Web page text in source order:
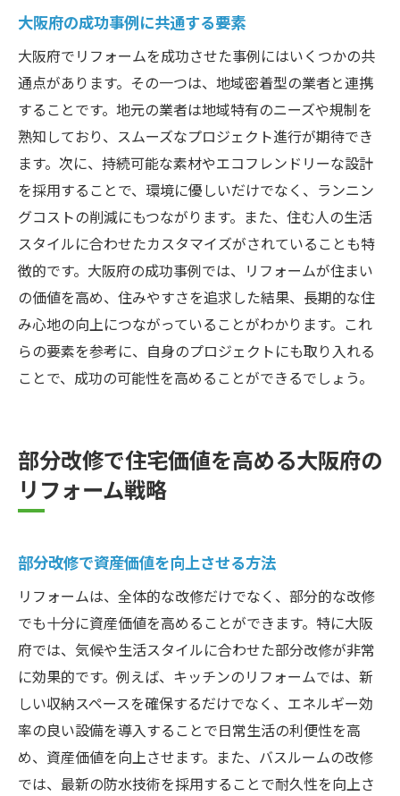
大阪府の成功事例に共通する要素
大阪府でリフォームを成功させた事例にはいくつかの共
通点があります。その一つは、地域密着型の業者と連携
することです。地元の業者は地域特有のニーズや規制を
熟知しており、スムーズなプロジェクト進行が期待でき
ます。次に、持続可能な素材やエコフレンドリーな設計
を採用することで、環境に優しいだけでなく、ランニン
グコストの削減にもつながります。また、住む人の生活
スタイルに合わせたカスタマイズがされていることも特
徴的です。大阪府の成功事例では、リフォームが住まい
の価値を高め、住みやすさを追求した結果、長期的な住
み心地の向上につながっていることがわかります。これ
らの要素を参考に、自身のプロジェクトにも取り入れる
ことで、成功の可能性を高めることができるでしょう。
部分改修で住宅価値を高める大阪府の
リフォーム戦略
部分改修で資産価値を向上させる方法
リフォームは、全体的な改修だけでなく、部分的な改修
でも十分に資産価値を高めることができます。特に大阪
府では、気候や生活スタイルに合わせた部分改修が非常
に効果的です。例えば、キッチンのリフォームでは、新
しい収納スペースを確保するだけでなく、エネルギー効
率の良い設備を導入することで日常生活の利便性を高
め、資産価値を向上させます。また、バスルームの改修
では、最新の防水技術を採用することで耐久性を向上さ